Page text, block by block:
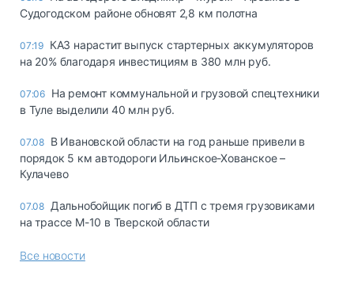
Судогодском районе обновят 2,8 км полотна
07:19 КАЗ нарастит выпуск стартерных аккумуляторов
на 20% благодаря инвестициям в 380 млн руб.
07:06 На ремонт коммунальной и грузовой спецтехники
в Туле выделили 40 млн руб.
07.08 В Ивановской области на год раньше привели в
порядок 5 км автодороги Ильинское-Хованское –
Кулачево
07.08 Дальнобойщик погиб в ДТП с тремя грузовиками
на трассе М-10 в Тверской области
Все новости